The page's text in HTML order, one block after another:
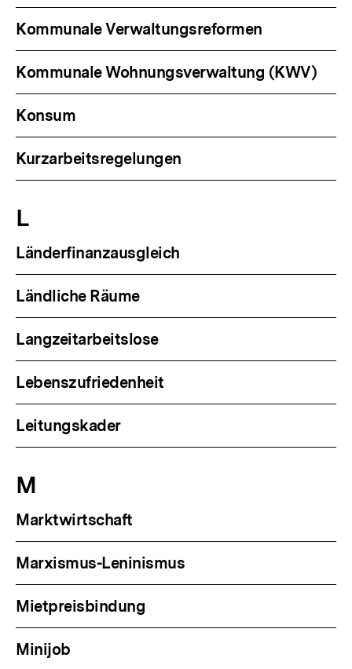
Kommunale Verwaltungsreformen
Kommunale Wohnungsverwaltung (KWV)
Konsum
Kurzarbeitsregelungen
L
Länderfinanzausgleich
Ländliche Räume
Langzeitarbeitslose
Lebenszufriedenheit
Leitungskader
M
Marktwirtschaft
Marxismus-Leninismus
Mietpreisbindung
Minijob